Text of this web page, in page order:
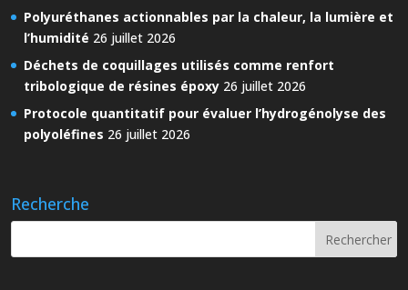
Polyuréthanes actionnables par la chaleur, la lumière et
l’humidité 26 juillet 2026
Déchets de coquillages utilisés comme renfort
tribologique de résines époxy 26 juillet 2026
Protocole quantitatif pour évaluer l’hydrogénolyse des
polyoléfines 26 juillet 2026
Recherche